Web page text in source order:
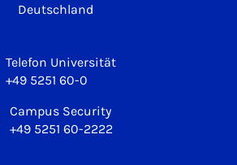
Deutschland
Telefon Universität
+49 5251 60-0
Campus Security
+49 5251 60-2222